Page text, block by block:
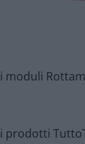
moduli
prodotti